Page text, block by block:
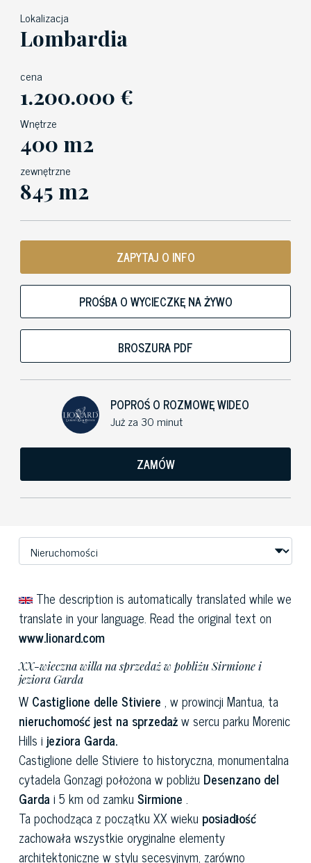
Lokalizacja
Lombardia
cena
1.200.000 €
Wnętrze
400 m2
zewnętrzne
845 m2
ZAPYTAJ O INFO
PROŚBA O WYCIECZKĘ NA ŻYWO
BROSZURA PDF
POPROŚ O ROZMOWĘ WIDEO
Już za 30 minut
ZAMÓW
The description is automatically translated while we
translate in your language. Read the original text on
www.lionard.com
XX-wieczna willa na sprzedaż w pobliżu Sirmione i
jeziora Garda
W Castiglione delle Stiviere , w prowincji Mantua, ta
nieruchomość jest na sprzedażw sercu parku Morenic
Hills i jeziora Garda.
Castiglione delle Stiviere to historyczna, monumentalna
cytadela Gonzagi położona w pobliżu Desenzano del
Garda i 5 km od zamku Sirmione .
Ta pochodząca z początku XX wieku posiadłość
zachowała wszystkie oryginalne elementy
architektoniczne w stylu secesyjnym, zarówno